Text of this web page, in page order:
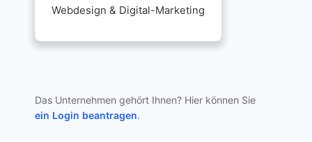
Webdesign & Digital-Marketing
Das Unternehmen gehört Ihnen? Hier können Sie
ein Login beantragen.